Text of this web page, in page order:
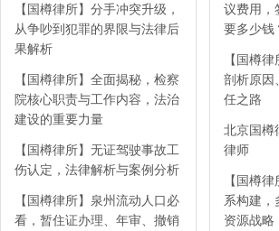
【国樽律所】分手冲突升级，
从争吵到犯罪的界限与法律后
果解析
【国樽律所】全面揭秘，检察
院核心职责与工作内容，法治
建设的重要力量
【国樽律所】无证驾驶事故工
伤认定，法律解析与案例分析
【国樽律所】泉州流动人口必
看，暂住证办理、年审、撤销
议费用，
要多少钱
【国樽
剖析原因
任之路
北京国樽
律师
【国樽
系构建，
资源战略